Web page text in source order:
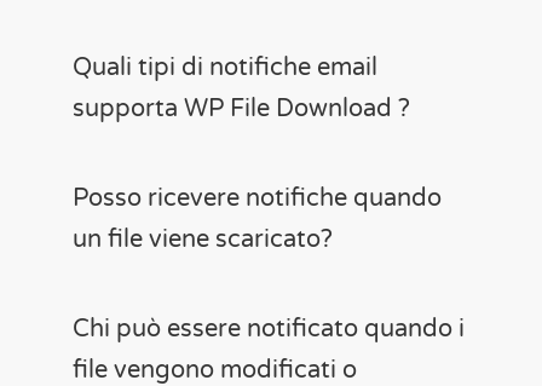
Quali tipi di notifiche email
supporta WP File Download ?
Posso ricevere notifiche quando
un file viene scaricato?
Chi può essere notificato quando i
file vengono modificati o